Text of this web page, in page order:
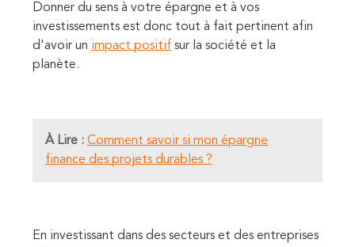
Donner du sens à votre épargne et à vos
investissements est donc tout à fait pertinent afin
d'avoir un impact positif sur la société et la
planète.
À Lire : Comment savoir si mon épargne
finance des projets durables ?
En investissant dans des secteurs et des entreprises